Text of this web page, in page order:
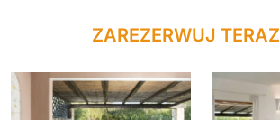
ZAREZERWUJ TERAZ